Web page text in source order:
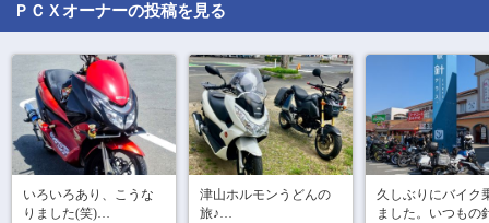
ＰＣＸ オーナーの投稿を見る
いろいろあり、こうな
りました(笑)
津山ホルモンうどんの
旅♪
久しぶりにバイク
ました。いつもの